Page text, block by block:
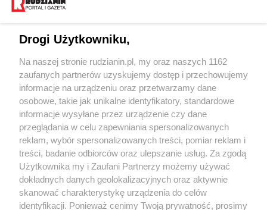
Wróć do strony głównej
ślązag.pl
0%
Drogi Użytkowniku,
Na naszej stronie rudzianin.pl, my oraz naszych 1162
zaufanych partnerów uzyskujemy dostęp i przechowujemy
informacje na urządzeniu oraz przetwarzamy dane
osobowe, takie jak unikalne identyfikatory, standardowe
informacje wysyłane przez urządzenie czy dane
przeglądania w celu zapewniania spersonalizowanych
reklam, wybór spersonalizowanych treści, pomiar reklam i
treści, badanie odbiorców oraz ulepszanie usług. Za zgodą
Użytkownika my i Zaufani Partnerzy możemy używać
dokładnych danych geolokalizacyjnych oraz aktywnie
skanować charakterystykę urządzenia do celów
identyfikacji. Ponieważ cenimy Twoją prywatność, prosimy